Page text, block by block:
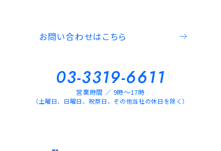
お問い合わせはこちら
03-3319-6611
営業時間 ／ 9時～17時
（土曜日、日曜日、祝祭日、その他当社の休日を除く）